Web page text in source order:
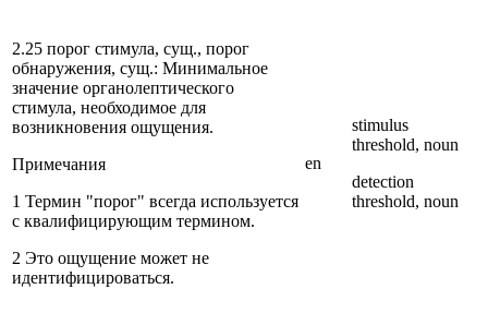
2.25 порог стимула, сущ., порог
обнаружения, сущ.: Минимальное
значение органолептического
стимула, необходимое для
возникновения ощущения.
Примечания
1 Термин "порог" всегда используется
с квалифицирующим термином.
2 Это ощущение может не
идентифицироваться.
en
stimulus
threshold, noun
detection
threshold, noun